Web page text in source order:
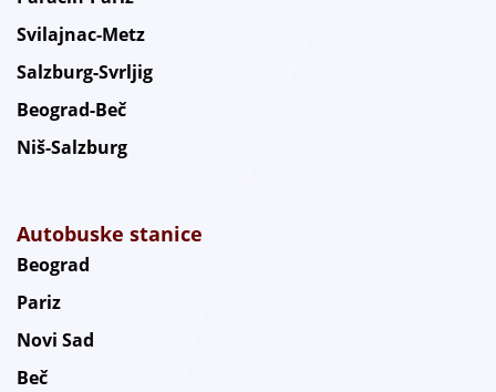
Svilajnac-Metz
Salzburg-Svrljig
Beograd-Beč
Niš-Salzburg
Autobuske stanice
Beograd
Pariz
Novi Sad
Beč